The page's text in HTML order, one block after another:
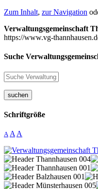
Zum Inhalt, zur Navigation
Verwaltungsgemeinschaft
https://www.vg-
Suche
suchen
Schriftgröße
A A A